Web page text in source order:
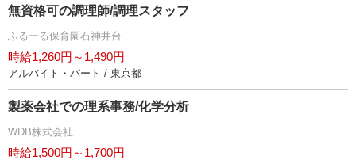
無資格可の調理師/調理スタッフ
ふるーる保育園石神井台
時給1,260円～1,490円
アルバイト・パート / 東京都
製薬会社での理系事務/化学分析
WDB株式会社
時給1,500円～1,700円